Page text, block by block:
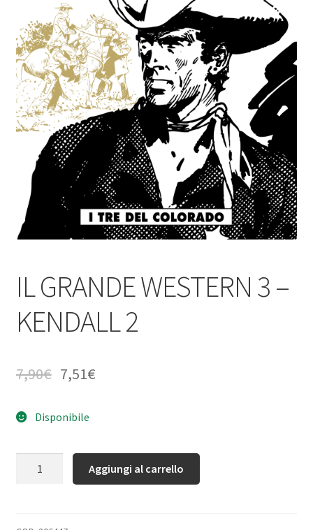
IL GRANDE WESTERN 3 –
KENDALL 2
7,90€ 7,51€
Disponibile
Aggiungi al carrello